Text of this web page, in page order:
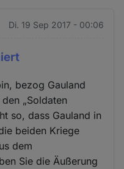
Di. 19 Sep 2017 - 00:06
bezog Gauland
„Soldaten
so, dass Gauland in
beiden Kriege
dem
Sie die Äußerung